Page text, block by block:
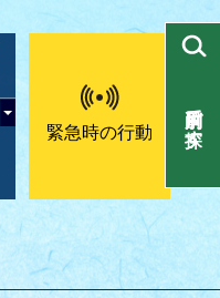
緊急時の行動 目的別で探す